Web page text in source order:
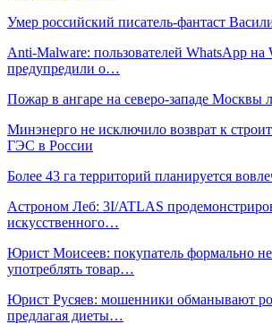
Умер российский писатель-фантаст
Anti-Malware: пользователей WhatsApp на
предупредили о…
Пожар в ангаре на северо-западе Москвы
Минэнерго не исключило возврат к
ГЭС в России
Более 43 га территорий планируется
Астроном Леб: 3I/ATLAS
искусственного…
Юрист Моисеев: покупатель формально
употреблять товар…
Юрист Русяев: мошенники обманывают
предлагая диеты…